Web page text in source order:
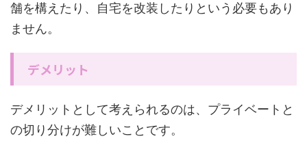
舗を構えたり、自宅を改装したりという必要もあり
ません。
デメリット
デメリットとして考えられるのは、プライベートと
の切り分けが難しいことです。